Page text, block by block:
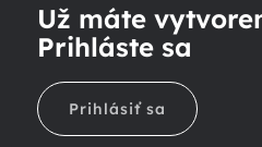
Už máte
Prihláste sa
Prihlásiť sa